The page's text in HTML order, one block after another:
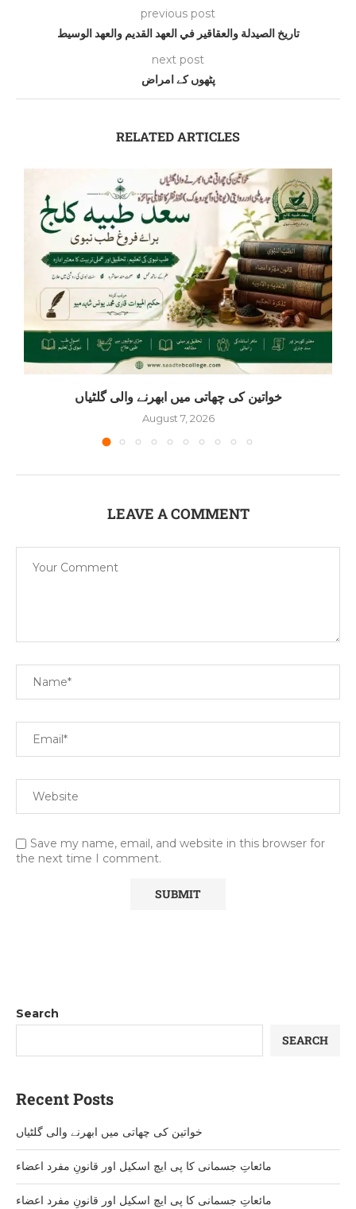
previous post
تاريخ الصيدلة والعقاقير في العهد القديم والعهد الوسيط
next post
پٹھوں کے امراض
RELATED ARTICLES
خواتین کی چھاتی میں ابھرنے والی گلٹیاں
August 7, 2026
LEAVE A COMMENT
Save my name, email, and website in this browser for
the next time I comment.
Search
SEARCH
Recent Posts
خواتین کی چھاتی میں ابھرنے والی گلٹیاں
مائعاتِ جسمانی کا پی ایچ اسکیل اور قانونِ مفرد اعضاء
مائعاتِ جسمانی کا پی ایچ اسکیل اور قانونِ مفرد اعضاء